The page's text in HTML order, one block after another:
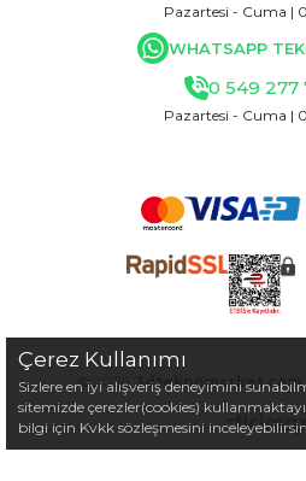
Pazartesi - Cuma |
WHATSAPP
0 549 277
Pazartesi - Cuma |
© 2025 3dteknomarket.com
Çerez Kullanımı
Sizlere en iyi alışveriş deneyimini
sitemizde çerezler(cookies)
bilgi için Kvkk sözleşmesini